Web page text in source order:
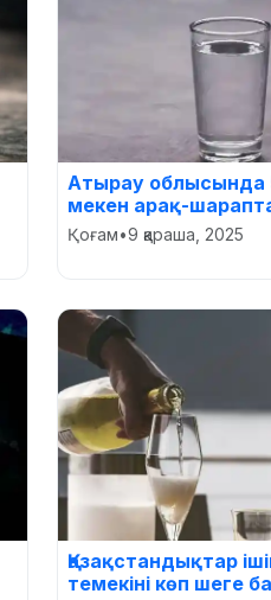
Атырау облысында
мекен арақ-
Қоғам•9 қараша, 2025
Қазақстандықтар
темекіні көп шеге